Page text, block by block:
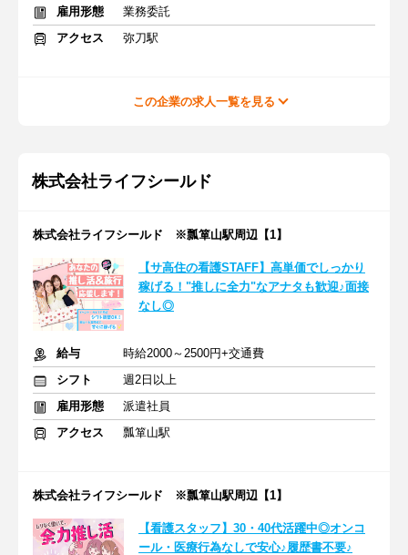
雇用形態
業務委託
アクセス
弥刀駅
この企業の求人一覧を見る
株式会社ライフシールド
株式会社ライフシールド ※瓢箪山駅周辺【1】
【サ高住の看護STAFF】高単価でしっかり
稼げる！"推しに全力"なアナタも歓迎♪面接
なし◎
給与
時給2000～2500円+交通費
シフト
週2日以上
雇用形態
派遣社員
アクセス
瓢箪山駅
株式会社ライフシールド ※瓢箪山駅周辺【1】
【看護スタッフ】30・40代活躍中◎オンコ
ール・医療行為なしで安心♪履歴書不要♪